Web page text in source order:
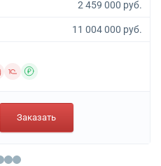
2 459 000 руб.
11 004 000 руб.
Заказать